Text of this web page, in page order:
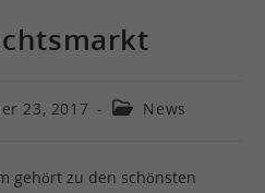
23, 2017 News
gehört zu den schönsten